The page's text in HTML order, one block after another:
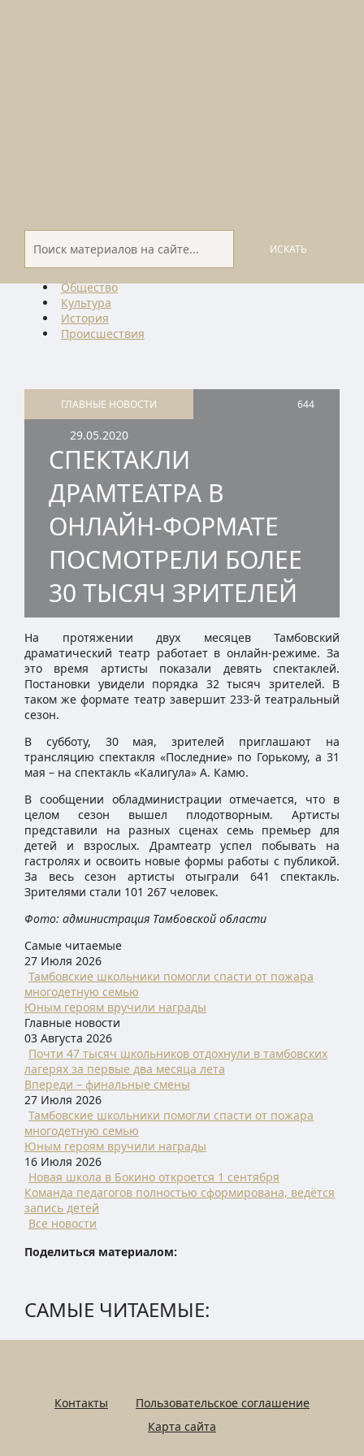
ИСКАТЬ
Общество
Культура
История
Проиcшествия
ГЛАВНЫЕ НОВОСТИ 644
29.05.2020
СПЕКТАКЛИ
ДРАМТЕАТРА В
ОНЛАЙН-ФОРМАТЕ
ПОСМОТРЕЛИ БОЛЕЕ
30 ТЫСЯЧ ЗРИТЕЛЕЙ
На протяжении двух месяцев Тамбовский
драматический театр работает в онлайн-режиме. За
это время артисты показали девять спектаклей.
Постановки увидели порядка 32 тысяч зрителей. В
таком же формате театр завершит 233-й театральный
сезон.
В субботу, 30 мая, зрителей приглашают на
трансляцию спектакля «Последние» по Горькому, а 31
мая – на спектакль «Калигула» А. Камю.
В сообщении обладминистрации отмечается, что в
целом сезон вышел плодотворным. Артисты
представили на разных сценах семь премьер для
детей и взрослых. Драмтеатр успел побывать на
гастролях и освоить новые формы работы с публикой.
За весь сезон артисты отыграли 641 спектакль.
Зрителями стали 101 267 человек.
Фото: администрация Тамбовской области
Самые читаемые
27 Июля 2026
Тамбовские школьники помогли спасти от пожара
многодетную семью
Юным героям вручили награды
Главные новости
03 Августа 2026
Почти 47 тысяч школьников отдохнули в тамбовских
лагерях за первые два месяца лета
Впереди – финальные смены
27 Июля 2026
Тамбовские школьники помогли спасти от пожара
многодетную семью
Юным героям вручили награды
16 Июля 2026
Новая школа в Бокино откроется 1 сентября
Команда педагогов полностью сформирована, ведётся
запись детей
Все новости
Поделиться материалом:
САМЫЕ ЧИТАЕМЫЕ:
Контакты
Пользовательское соглашение
Карта сайта